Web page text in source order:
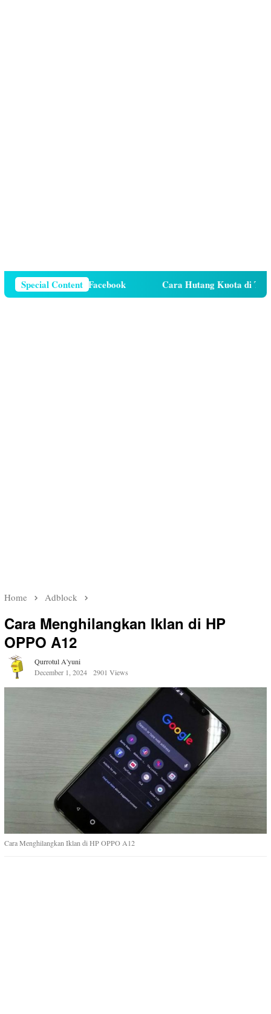
Special Content
Di Facebook Cara Hutang Kuota di Telkomsel
Home Adblock
Cara Menghilangkan Iklan di HP
OPPO A12
Qurrotul A'yuni
December 1, 2024
2901 Views
Cara Menghilangkan Iklan di HP OPPO A12